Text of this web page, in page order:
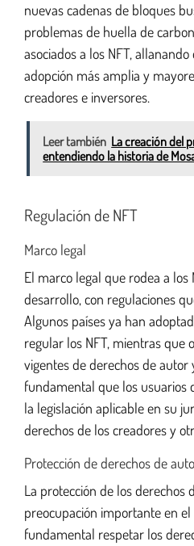
nuevas cadenas de bloques
problemas de huella de
asociados a los NFT,
adopción más amplia y
creadores e inversores.
Leer también La creación del
entendiendo la historia de
Regulación de NFT
Marco legal
El marco legal que rodea a los
desarrollo, con regulaciones
Algunos países ya han
regular los NFT, mientras que
vigentes de derechos de
fundamental que los usuarios
la legislación aplicable en su
derechos de los creadores y
Protección de derechos de
La protección de los derechos
preocupación importante en
fundamental respetar los